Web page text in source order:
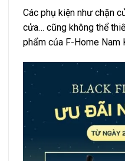
Các phụ kiện như chặn
cửa… cũng không thể
phẩm của F-Home Nam